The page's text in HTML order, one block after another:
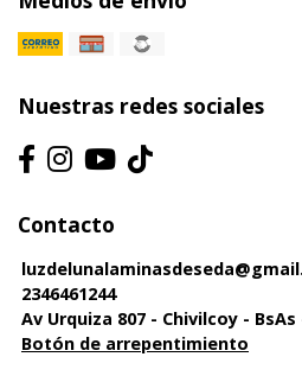
Nuestras redes sociales
Contacto
2346461244
Av Urquiza 807 - Chivilcoy -
Botón de arrepentimiento